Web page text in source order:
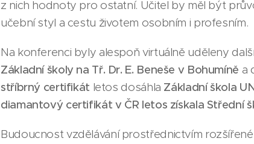
z nich hodnoty pro ostatní. Učitel by měl být
učební styl a cestu životem osobním i profesním.
Na konferenci byly alespoň virtuálně uděleny
Základní školy na Tř. Dr. E. Beneše v Bohumíně a
stříbrný certifikát letos dosáhla Základní škola
diamantový certifikát v ČR letos získala Střední
Budoucnost vzdělávání prostřednictvím